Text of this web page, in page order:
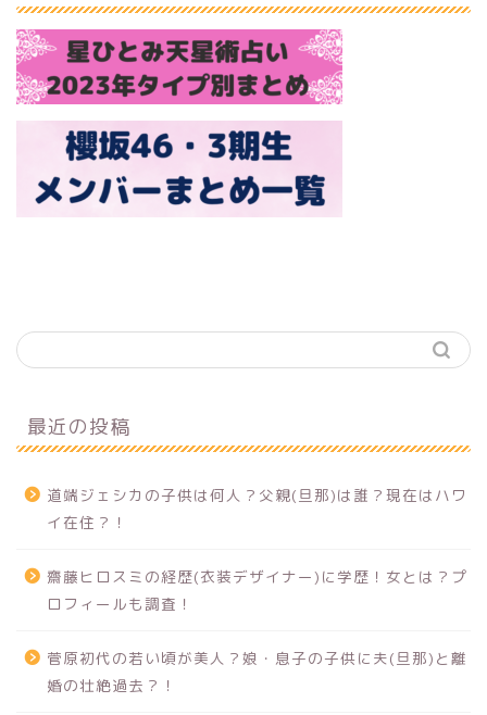
最近の投稿
道端ジェシカの子供は何人？父親(旦那)は誰？現在はハワ
イ在住？！
齋藤ヒロスミの経歴(衣装デザイナー)に学歴！女とは？プ
ロフィールも調査！
菅原初代の若い頃が美人？娘・息子の子供に夫(旦那)と離
婚の壮絶過去？！